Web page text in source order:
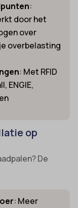
:
door het
over
overbelasting
: Met RFID
ENGIE,
op
De
: Meer